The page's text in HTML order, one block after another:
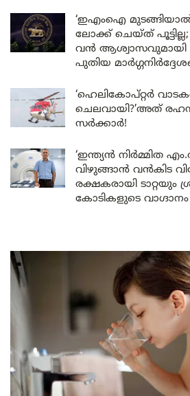
‘ഇഎംഐ
ലോക്ക് ചെയ്ത്
വൻ ആശ്വാസവുമായി
പുതിയ
‘ഹെലികോപ്റ്റർ
ചെലവായി?’അത്
സർക്കാർ!
‘ഇന്ത്യൻ നിർമ്മിത
വിഴുങ്ങാൻ വൻകിട
രക്ഷകരായി ടാറ്റയും
കോടികളുടെ